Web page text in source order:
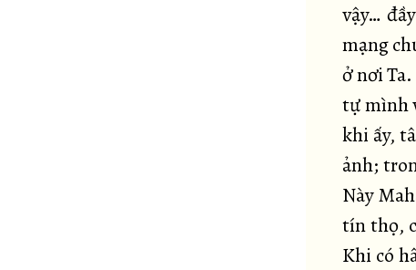
vậy…
mạng
ở nơi
tự mình
khi ấy,
ảnh;
Này
tín thọ,
Khi có